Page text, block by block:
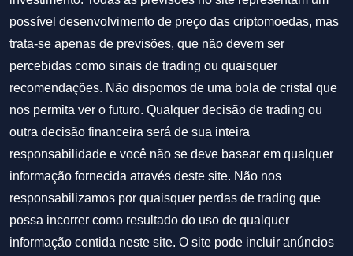
possível desenvolvimento de preço das criptomoedas, mas
trata-se apenas de previsões, que não devem ser
percebidas como sinais de trading ou quaisquer
recomendações. Não dispomos de uma bola de cristal que
nos permita ver o futuro. Qualquer decisão de trading ou
outra decisão financeira será de sua inteira
responsabilidade e você não se deve basear em qualquer
informação fornecida através deste site. Não nos
responsabilizamos por quaisquer perdas de trading que
possa incorrer como resultado do uso de qualquer
informação contida neste site. O site pode incluir anúncios